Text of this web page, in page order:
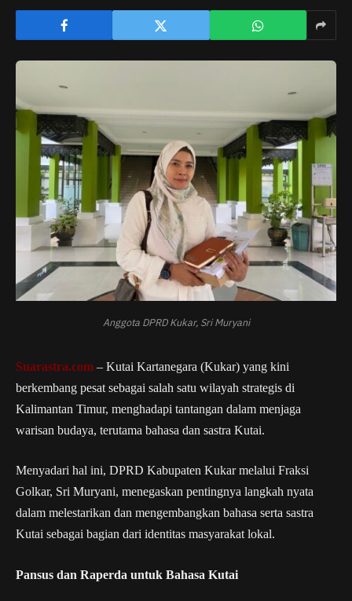
Anggota DPRD Kukar, Sri Muryani
Suarastra.com – Kutai Kartanegara (Kukar) yang kini
berkembang pesat sebagai salah satu wilayah strategis di
Kalimantan Timur, menghadapi tantangan dalam menjaga
warisan budaya, terutama bahasa dan sastra Kutai.
Menyadari hal ini, DPRD Kabupaten Kukar melalui Fraksi
Golkar, Sri Muryani, menegaskan pentingnya langkah nyata
dalam melestarikan dan mengembangkan bahasa serta sastra
Kutai sebagai bagian dari identitas masyarakat lokal.
Pansus dan Raperda untuk Bahasa Kutai